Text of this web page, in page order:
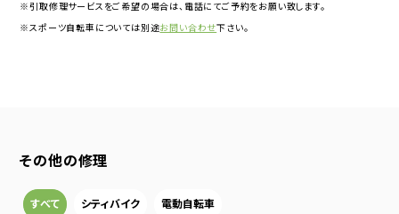
※引取修理サービスをご希望の場合は、電話にてご予約をお願い致します。
※スポーツ自転車については別途お問い合わせ下さい。
その他の修理
すべて シティバイク 電動自転車